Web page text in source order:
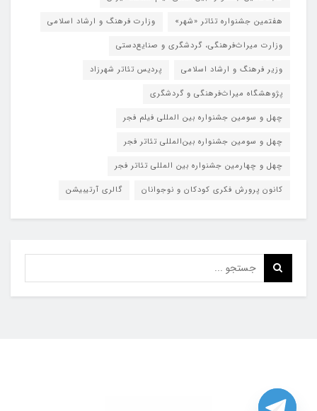
هفتمین جشنواره تئاتر «شهر»
وزارت فرهنگ و ارشاد اسلامی
وزارت میراث‌فرهنگی، گردشگری و صنایع‌دستی
وزیر فرهنگ و ارشاد اسلامی
پردیس تئاتر شهرزاد
پژوهشگاه میراث‌فرهنگی و گردشگری
چهل و سومین جشنواره بین المللی فیلم فجر
چهل و سومین جشنواره بین‌المللی تئاتر فجر
چهل و چهارمین جشنواره بین المللی تئاتر فجر
کانون پرورش فکری کودکان و نوجوانان
گالری آرتیبیشن